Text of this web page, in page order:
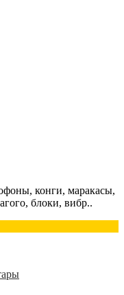
конги, маракасы,
блоки, вибр..